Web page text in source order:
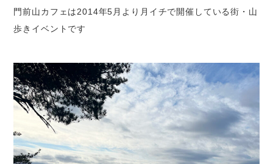
門前山カフェは2014年5月より月イチで開催している街・山
歩きイベントです